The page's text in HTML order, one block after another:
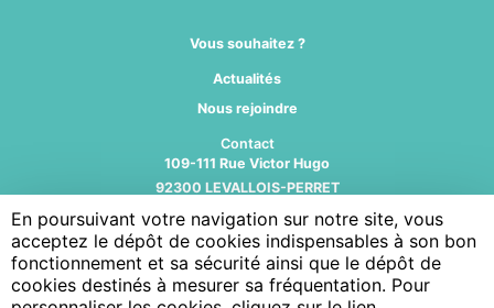
Vous souhaitez ?
Actualités
Nous rejoindre
Contact
109-111 Rue Victor Hugo
92300 LEVALLOIS-PERRET
N° TEL: 0141067000
Suivez-nous
En poursuivant votre navigation sur notre site, vous
acceptez le dépôt de cookies indispensables à son bon
fonctionnement et sa sécurité ainsi que le dépôt de
cookies destinés à mesurer sa fréquentation. Pour